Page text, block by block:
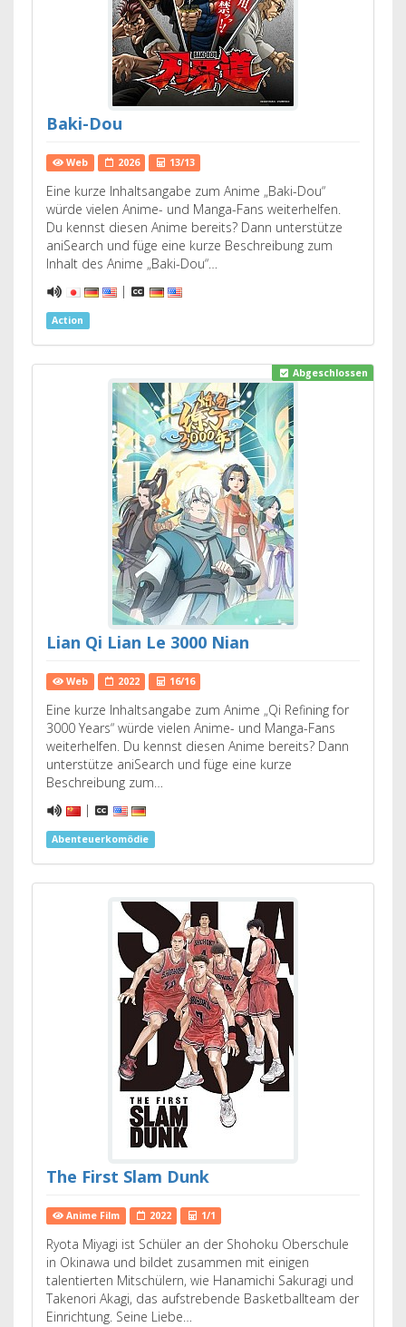
Baki-Dou
Web 2026 13/13
Eine kurze Inhaltsangabe zum Anime „Baki-Dou“
würde vielen Anime- und Manga-Fans weiterhelfen.
Du kennst diesen Anime bereits? Dann unterstütze
aniSearch und füge eine kurze Beschreibung zum
Inhalt des Anime „Baki-Dou“…
|
Action
Abgeschlossen
Lian Qi Lian Le 3000 Nian
Web 2022 16/16
Eine kurze Inhaltsangabe zum Anime „Qi Refining for
3000 Years“ würde vielen Anime- und Manga-Fans
weiterhelfen. Du kennst diesen Anime bereits? Dann
unterstütze aniSearch und füge eine kurze
Beschreibung zum…
|
Abenteuerkomödie
The First Slam Dunk
Anime Film 2022 1/1
Ryota Miyagi ist Schüler an der Shohoku Oberschule
in Okinawa und bildet zusammen mit einigen
talentierten Mitschülern, wie Hanamichi Sakuragi und
Takenori Akagi, das aufstrebende Basketballteam der
Einrichtung. Seine Liebe…